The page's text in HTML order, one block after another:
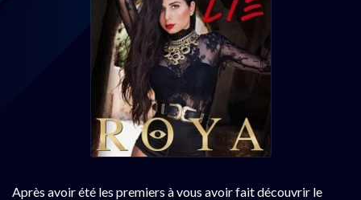
Après avoir été les premiers à vous avoir fait découvrir le